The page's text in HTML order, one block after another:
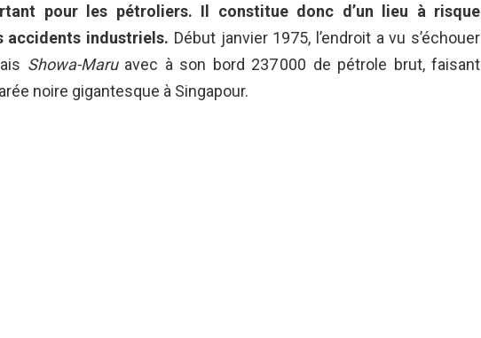
pour les pétroliers. Il constitue donc d’un lieu à risque
accidents industriels. Début janvier 1975, l’endroit a vu s’échouer
Showa-Maruavec à son bord 237 000 de pétrole brut, faisant
noire gigantesque à Singapour.